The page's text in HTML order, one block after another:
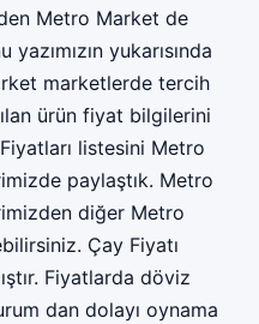
Metro Market de
yukarısında
marketlerde tercih
ürün fiyat bilgilerini
listesini Metro
paylaştık. Metro
diğer Metro
Çay Fiyatı
Fiyatlarda döviz
dan dolayı oynama